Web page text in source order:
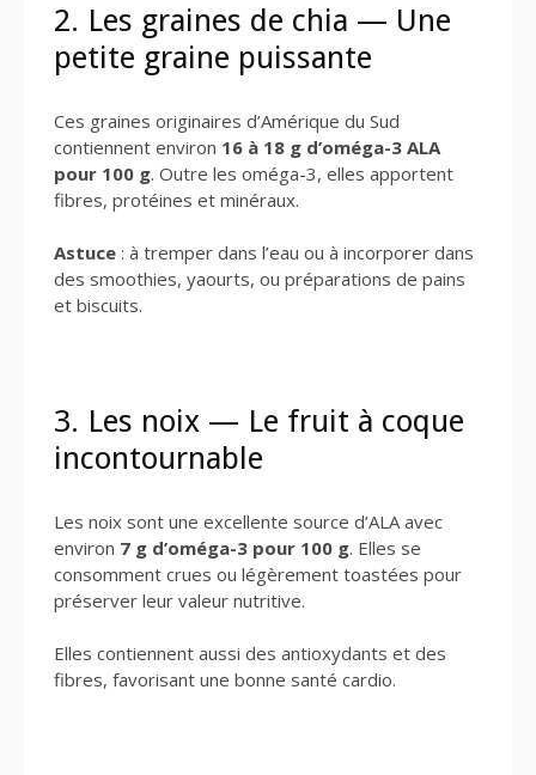
2. Les graines de chia — Une
petite graine puissante
Ces graines originaires d’Amérique du Sud
contiennent environ 16 à 18 g d’oméga-3 ALA
pour 100 g. Outre les oméga-3, elles apportent
fibres, protéines et minéraux.
Astuce : à tremper dans l’eau ou à incorporer dans
des smoothies, yaourts, ou préparations de pains
et biscuits.
3. Les noix — Le fruit à coque
incontournable
Les noix sont une excellente source d’ALA avec
environ 7 g d’oméga-3 pour 100 g. Elles se
consomment crues ou légèrement toastées pour
préserver leur valeur nutritive.
Elles contiennent aussi des antioxydants et des
fibres, favorisant une bonne santé cardio.